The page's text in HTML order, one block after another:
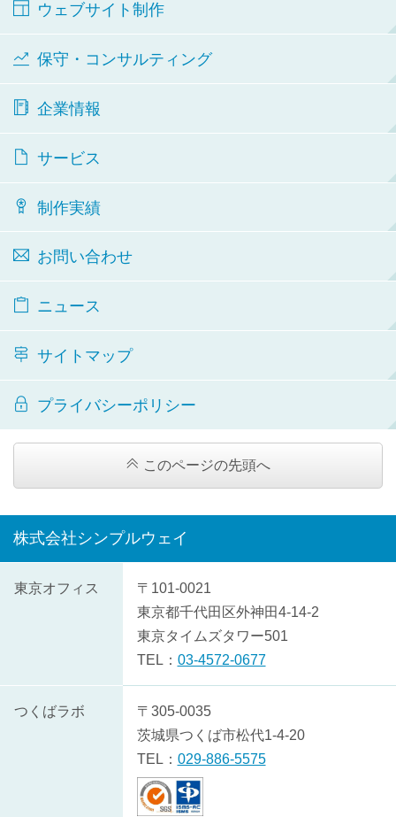
ウェブサイト制作
保守・コンサルティング
企業情報
サービス
制作実績
お問い合わせ
ニュース
サイトマップ
プライバシーポリシー
このページの先頭へ
株式会社シンプルウェイ
株
東京オフィス
〒101-0021
東京都千代田区外神田4-14-2
東京タイムズタワー501
TEL： 03-4572-0677
つくばラボ
〒305-0035
茨城県つくば市松代1-4-20
TEL： 029-886-5575